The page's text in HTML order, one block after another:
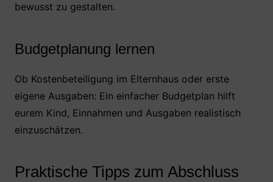
bewusst zu gestalten.
Budgetplanung lernen
Ob Kostenbeteiligung im Elternhaus oder erste
eigene Ausgaben: Ein einfacher Budgetplan hilft
eurem Kind, Einnahmen und Ausgaben realistisch
einzuschätzen.
Praktische Tipps zum Abschluss